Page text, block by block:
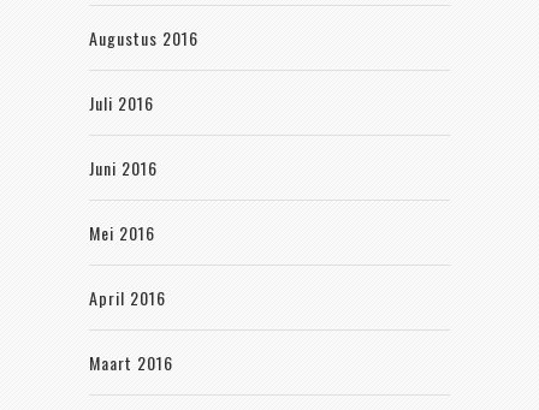
Augustus 2016
Juli 2016
Juni 2016
Mei 2016
April 2016
Maart 2016